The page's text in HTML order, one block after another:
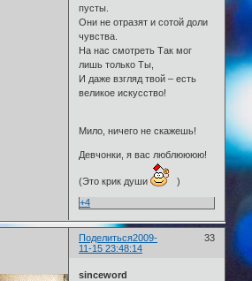
пусты.
Они не отразят и сотой доли
чувства.
На нас смотреть Так мог
лишь только Ты,
И даже взгляд твой – есть
великое искусство!
Мило, ничего не скажешь!
Девчонки, я вас люблюююю!
(Это крик души
)
+4
Поделиться 33
2009-
11-15 23:48:14
sinceword